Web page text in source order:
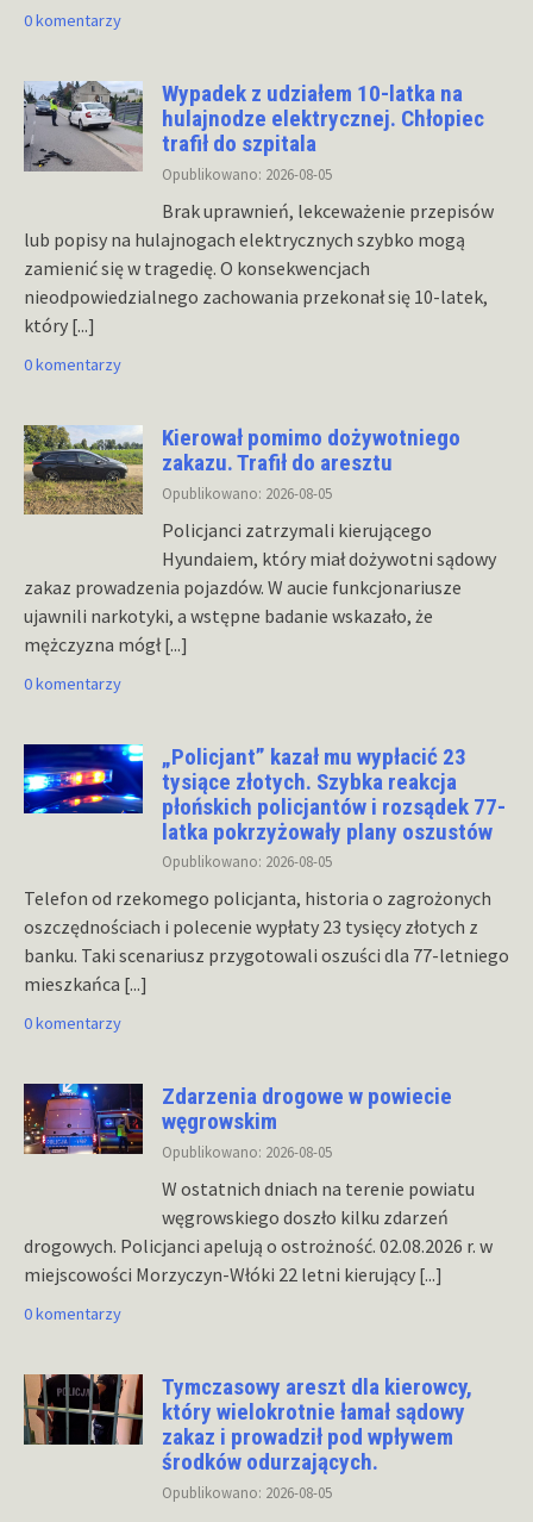
0 komentarzy
Wypadek z udziałem 10-latka na
hulajnodze elektrycznej. Chłopiec
trafił do szpitala
Opublikowano: 2026-08-05
Brak uprawnień, lekceważenie przepisów
lub popisy na hulajnogach elektrycznych szybko mogą
zamienić się w tragedię. O konsekwencjach
nieodpowiedzialnego zachowania przekonał się 10-latek,
który [...]
0 komentarzy
Kierował pomimo dożywotniego
zakazu. Trafił do aresztu
Opublikowano: 2026-08-05
Policjanci zatrzymali kierującego
Hyundaiem, który miał dożywotni sądowy
zakaz prowadzenia pojazdów. W aucie funkcjonariusze
ujawnili narkotyki, a wstępne badanie wskazało, że
mężczyzna mógł[...]
0 komentarzy
„Policjant” kazał mu wypłacić 23
tysiące złotych. Szybka reakcja
płońskich policjantów i rozsądek 77-
latka pokrzyżowały plany oszustów
Opublikowano: 2026-08-05
Telefon od rzekomego policjanta, historia o zagrożonych
oszczędnościach i polecenie wypłaty 23 tysięcy złotych z
banku. Taki scenariusz przygotowali oszuści dla 77-letniego
mieszkańca [...]
0 komentarzy
Zdarzenia drogowe w powiecie
węgrowskim
Opublikowano: 2026-08-05
W ostatnich dniach na terenie powiatu
węgrowskiego doszło kilku zdarzeń
drogowych. Policjanci apelują o ostrożność. 02.08.2026 r. w
miejscowości Morzyczyn-Włóki 22 letni kierujący [...]
0 komentarzy
Tymczasowy areszt dla kierowcy,
który wielokrotnie łamał sądowy
zakaz i prowadził pod wpływem
środków odurzających.
Opublikowano: 2026-08-05